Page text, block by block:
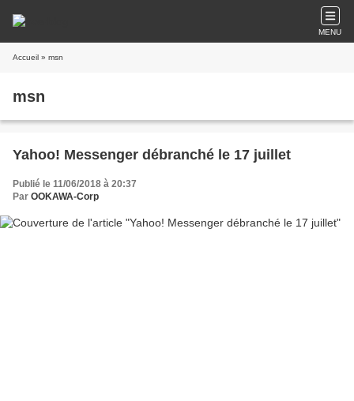
MENU
Accueil » msn
msn
Yahoo! Messenger débranché le 17 juillet
Publié le 11/06/2018 à 20:37
Par OOKAWA-Corp